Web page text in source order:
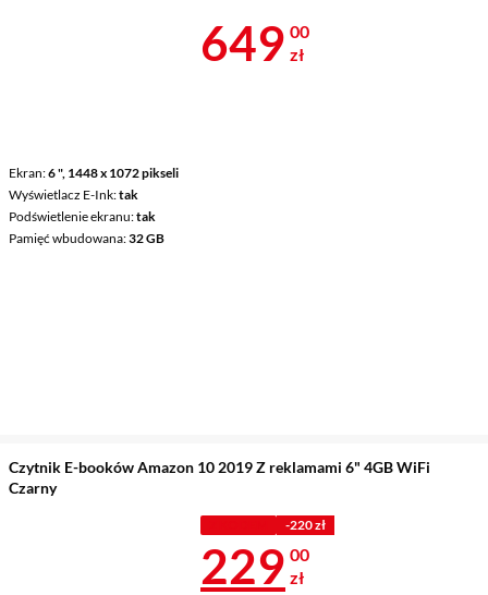
Ekran 6 ", 1448 x 1072 pikseli
Wyświetlacz E-Ink tak
Podświetlenie ekranu tak
Pamięć wbudowana 32 GB
Cena 649 zł
649 00
zł
Czytnik E-booków Amazon 10 2019 Z reklamami 6" 4GB WiFi
Czarny
-220 zł
Cena 229 zł
229 00
zł